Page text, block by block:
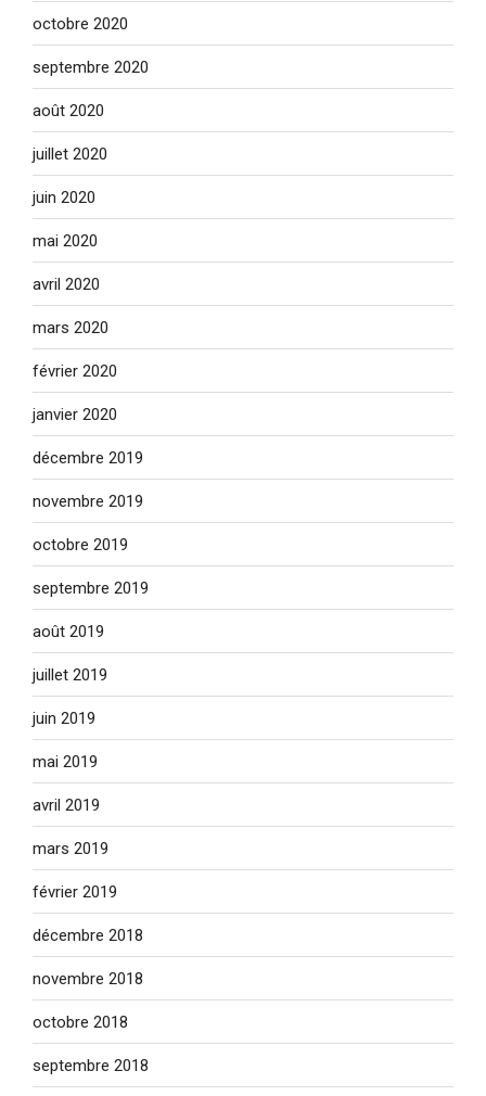
octobre 2020
septembre 2020
août 2020
juillet 2020
juin 2020
mai 2020
avril 2020
mars 2020
février 2020
janvier 2020
décembre 2019
novembre 2019
octobre 2019
septembre 2019
août 2019
juillet 2019
juin 2019
mai 2019
avril 2019
mars 2019
février 2019
décembre 2018
novembre 2018
octobre 2018
septembre 2018